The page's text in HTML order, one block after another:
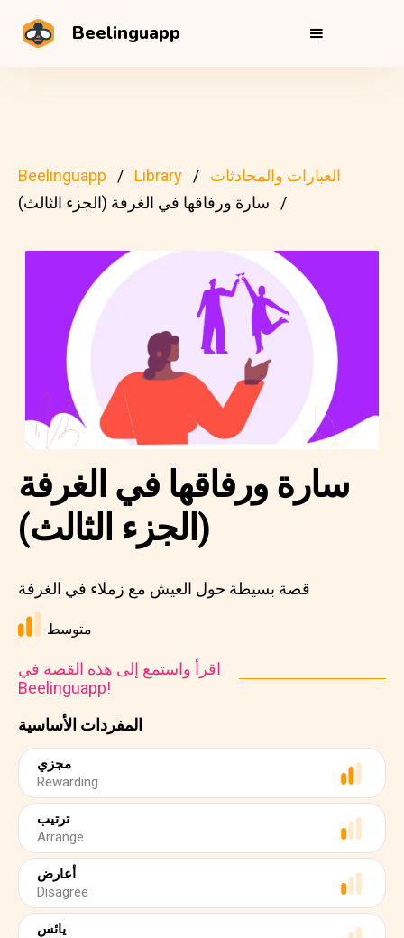
Beelinguapp
Beelinguapp Library
العبارات والمحادثات
سارة ورفاقها في الغرفة (الجزء الثالث)
المفردات الأساسية
مجزي
Rewarding
ترتيب
Arrange
أعارض
Disagree
يائس
سارة ورفاقها في الغرفة
(الجزء الثالث)
قصة بسيطة حول العيش مع زملاء في الغرفة
متوسط
اقرأ واستمع إلى هذه القصة في
Beelinguapp!